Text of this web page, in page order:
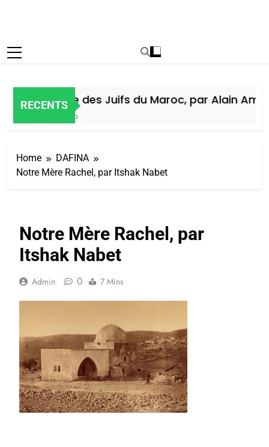
RECENTS
Histoire des Juifs du Maroc, par Alain Amiel
Home
DAFINA
Notre Mère Rachel, par Itshak Nabet
Notre Mère Rachel, par
Itshak Nabet
Admin 0 7 Mins